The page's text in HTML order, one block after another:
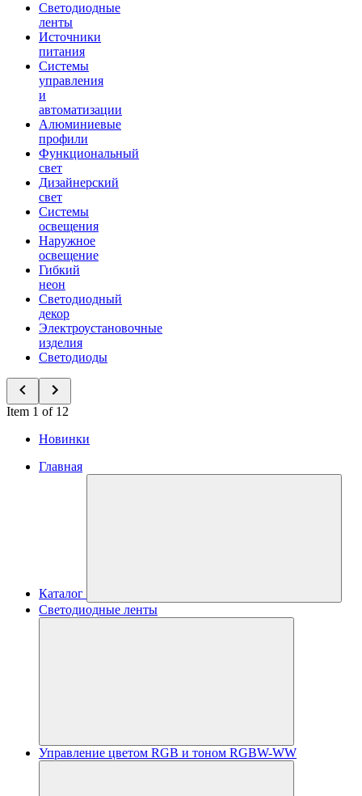
Светодиодные
ленты
Источники
питания
Системы
управления
и
автоматизации
Алюминиевые
профили
Функциональный
свет
Дизайнерский
свет
Системы
освещения
Наружное
освещение
Гибкий
неон
Светодиодный
декор
Электроустановочные
изделия
Светодиоды
Item 1 of 12
Новинки
Главная
Каталог
Светодиодные ленты
Управление цветом RGB и тоном RGBW-WW